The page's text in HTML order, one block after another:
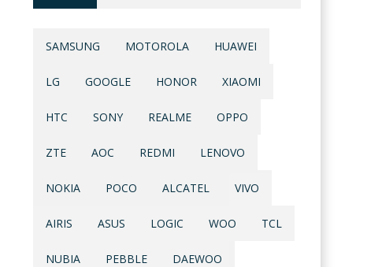
SAMSUNG MOTOROLA HUAWEI
LG GOOGLE HONOR XIAOMI
HTC SONY REALME OPPO
ZTE AOC REDMI LENOVO
NOKIA POCO ALCATEL VIVO
AIRIS ASUS LOGIC WOO TCL
NUBIA PEBBLE DAEWOO